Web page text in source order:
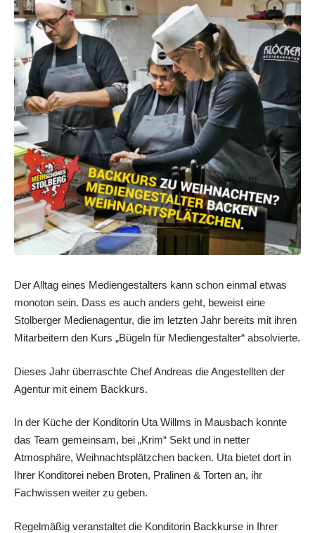
Der Alltag eines Mediengestalters kann schon einmal etwas
monoton sein. Dass es auch anders geht, beweist eine
Stolberger Medienagentur, die im letzten Jahr bereits mit ihren
Mitarbeitern den Kurs „Bügeln für Mediengestalter“ absolvierte.
Dieses Jahr überraschte Chef Andreas die Angestellten der
Agentur mit einem Backkurs.
In der Küche der Konditorin Uta Willms in Mausbach konnte
das Team gemeinsam, bei „Krim“ Sekt und in netter
Atmosphäre, Weihnachtsplätzchen backen. Uta bietet dort in
Ihrer Konditorei neben Broten, Pralinen & Torten an, ihr
Fachwissen weiter zu geben.
Regelmäßig veranstaltet die Konditorin Backkurse in Ihrer